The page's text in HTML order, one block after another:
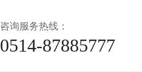
咨询服务热线：
0514-87885777